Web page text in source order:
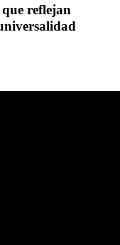
reflejan